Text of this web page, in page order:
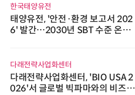
한국태양유전
태양유전, '안전·환경 보고서 202
6' 발간…2030년 SBT 수준 온실
다래전략사업화센터
다래전략사업화센터, 'BIO USA 2
026'서 글로벌 빅파마와의 비즈니